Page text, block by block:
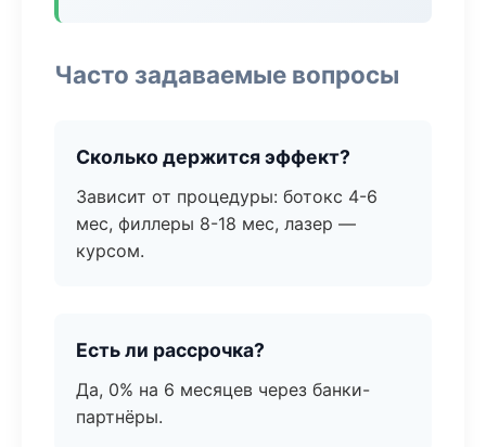
Часто задаваемые вопросы
Сколько держится эффект?
Зависит от процедуры: ботокс 4-6
мес, филлеры 8-18 мес, лазер —
курсом.
Есть ли рассрочка?
Да, 0% на 6 месяцев через банки-
партнёры.